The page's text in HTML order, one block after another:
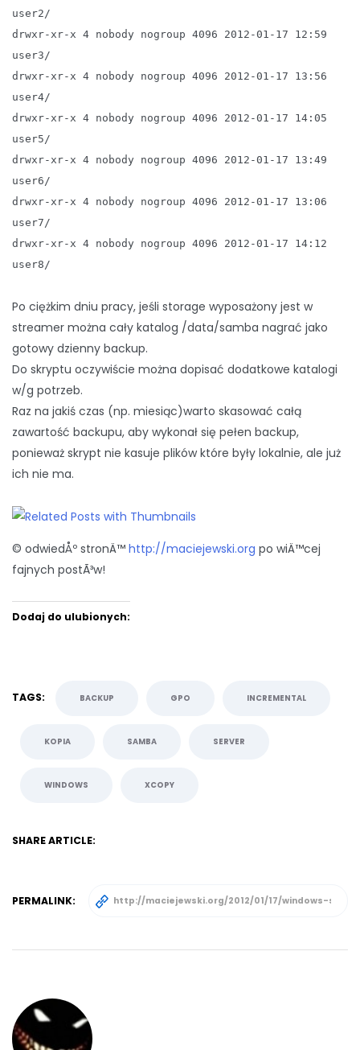
user2/
drwxr-xr-x 4 nobody nogroup 4096 2012-01-17 12:59
user3/
drwxr-xr-x 4 nobody nogroup 4096 2012-01-17 13:56
user4/
drwxr-xr-x 4 nobody nogroup 4096 2012-01-17 14:05
user5/
drwxr-xr-x 4 nobody nogroup 4096 2012-01-17 13:49
user6/
drwxr-xr-x 4 nobody nogroup 4096 2012-01-17 13:06
user7/
drwxr-xr-x 4 nobody nogroup 4096 2012-01-17 14:12
user8/
Po ciężkim dniu pracy, jeśli storage wyposażony jest w
streamer można cały katalog /data/samba nagrać jako
gotowy dzienny backup.
Do skryptu oczywiście można dopisać dodatkowe katalogi
w/g potrzeb.
Raz na jakiś czas (np. miesiąc)warto skasować całą
zawartość backupu, aby wykonał się pełen backup,
ponieważ skrypt nie kasuje plików które były lokalnie, ale już
ich nie ma.
© odwiedÅº stronÄ™ http://maciejewski.org po wiÄ™cej
fajnych postÃ³w!
Dodaj do ulubionych:
TAGS: BACKUP GPO INCREMENTAL
KOPIA SAMBA SERVER
WINDOWS XCOPY
SHARE ARTICLE:
PERMALINK: